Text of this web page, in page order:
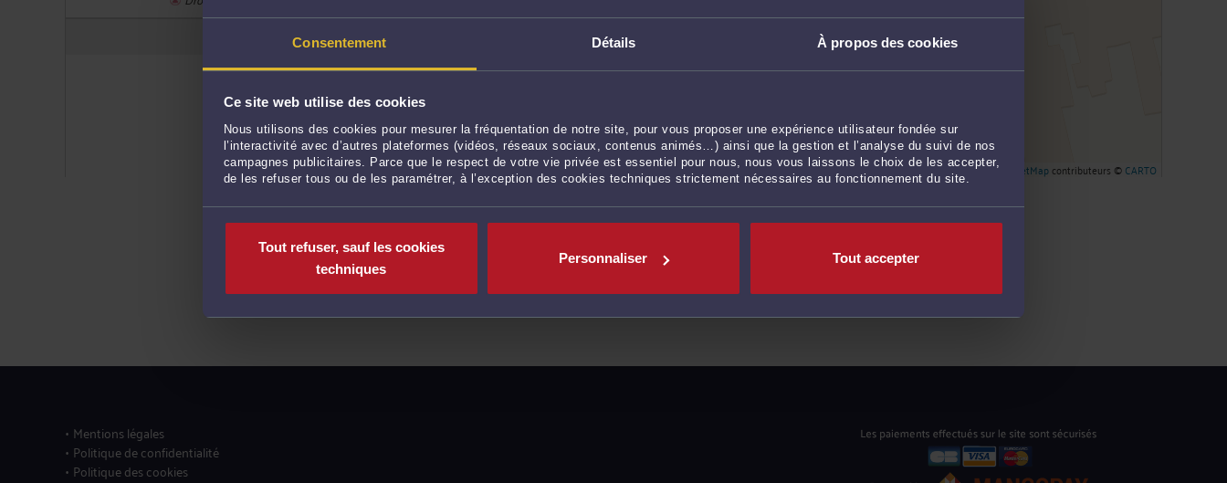
Consentement Détails À propos des cookies
Ce site web utilise des cookies
Nous utilisons des cookies pour mesurer la fréquentation de notre site, pour vous proposer une expérience utilisateur fondée sur
l’interactivité avec d’autres plateformes (vidéos, réseaux sociaux, contenus animés…) ainsi que la gestion et l’analyse du suivi de nos
campagnes publicitaires. Parce que le respect de votre vie privée est essentiel pour nous, nous vous laissons le choix de les accepter,
de les refuser tous ou de les paramétrer, à l’exception des cookies techniques strictement nécessaires au fonctionnement du site.
Tout refuser, sauf les cookies
techniques
Personnaliser Tout accepter
Leaflet| ©OpenStreetMapcontributeurs ©CARTO
Mentions légales
Politique de confidentialité
Politique des cookies